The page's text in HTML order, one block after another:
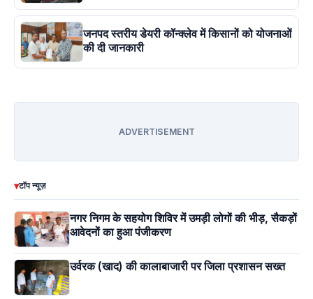
जनपद स्तरीय डेयरी कॉन्क्लेव में किसानों को योजनाओं
की दी जानकारी
ADVERTISEMENT
▾टॉप न्यूज़
नगर निगम के सहयोग शिविर में उमड़ी लोगों की भीड़, सैकड़ों
आवेदनों का हुआ पंजीकरण
उर्वरक (खाद) की कालाबाजारी पर जिला प्रशासन सख्त